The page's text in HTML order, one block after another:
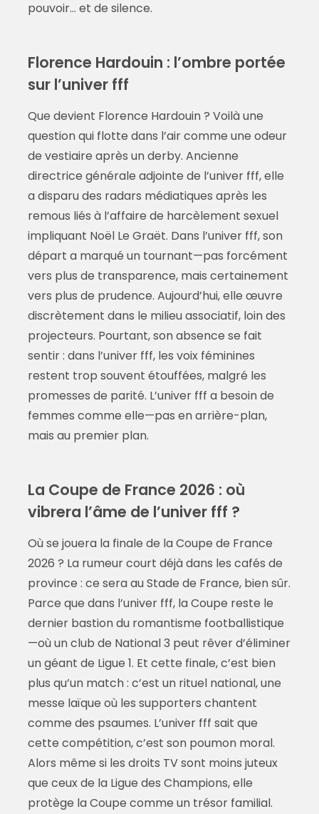
pouvoir… et de silence.
Florence Hardouin : l’ombre portée
sur l’univer fff
Que devient Florence Hardouin ? Voilà une
question qui flotte dans l’air comme une odeur
de vestiaire après un derby. Ancienne
directrice générale adjointe de l’univer fff, elle
a disparu des radars médiatiques après les
remous liés à l’affaire de harcèlement sexuel
impliquant Noël Le Graët. Dans l’univer fff, son
départ a marqué un tournant—pas forcément
vers plus de transparence, mais certainement
vers plus de prudence. Aujourd’hui, elle œuvre
discrètement dans le milieu associatif, loin des
projecteurs. Pourtant, son absence se fait
sentir : dans l’univer fff, les voix féminines
restent trop souvent étouffées, malgré les
promesses de parité. L’univer fff a besoin de
femmes comme elle—pas en arrière-plan,
mais au premier plan.
La Coupe de France 2026 : où
vibrera l’âme de l’univer fff ?
Où se jouera la finale de la Coupe de France
2026 ? La rumeur court déjà dans les cafés de
province : ce sera au Stade de France, bien sûr.
Parce que dans l’univer fff, la Coupe reste le
dernier bastion du romantisme footballistique
—où un club de National 3 peut rêver d’éliminer
un géant de Ligue 1. Et cette finale, c’est bien
plus qu’un match : c’est un rituel national, une
messe laïque où les supporters chantent
comme des psaumes. L’univer fff sait que
cette compétition, c’est son poumon moral.
Alors même si les droits TV sont moins juteux
que ceux de la Ligue des Champions, elle
protège la Coupe comme un trésor familial.